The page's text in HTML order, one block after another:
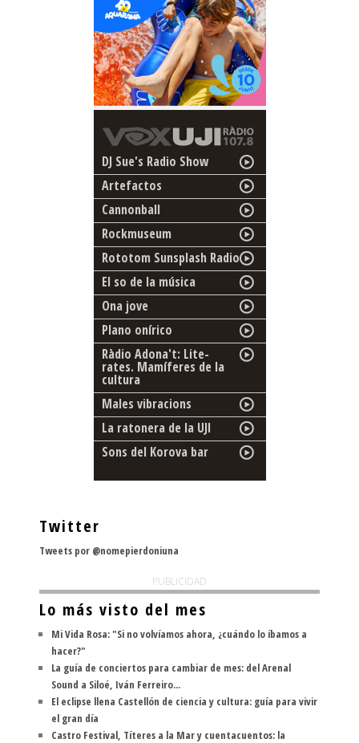
DJ Sue's Radio Show
Artefactos
Cannonball
Rockmuseum
Rototom Sunsplash Radio
El so de la música
Ona jove
Plano onírico
Ràdio Adona't: Lite-
rates. Mamíferes de la
cultura
Males vibracions
La ratonera de la UJI
Sons del Korova bar
Twitter
Tweets por @nomepierdoniuna
PUBLICIDAD
Lo más visto del mes
Mi Vida Rosa: "Si no volvíamos ahora, ¿cuándo lo íbamos a
hacer?"
La guía de conciertos para cambiar de mes: del Arenal
Sound a Siloé, Iván Ferreiro...
El eclipse llena Castellón de ciencia y cultura: guía para vivir
el gran día
Castro Festival, Títeres a la Mar y cuentacuentos: la